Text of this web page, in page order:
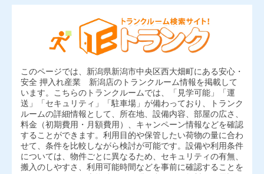
このページでは、新潟県新潟市中央区西大畑町にある安心・
安全 押入れ産業 新潟店のトランクルーム情報を掲載して
います。こちらのトランクルームでは、「見学可能」「運
送」「セキュリティ」「駐車場」が備わっており、トランク
ルームの詳細情報として、所在地、設備内容、部屋の広さ、
料金（初期費用・月額費用）、キャンペーン情報などを確認
することができます。利用目的や保管したい荷物の量に合わ
せて、条件を比較しながら検討が可能です。設備や利用条件
については、物件ごとに異なるため、セキュリティの有無、
搬入のしやすさ、利用可能時間などを事前に確認することを